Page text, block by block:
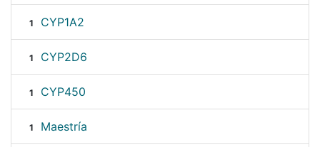
1 CYP1A2
1 CYP2D6
1 CYP450
1 Maestría